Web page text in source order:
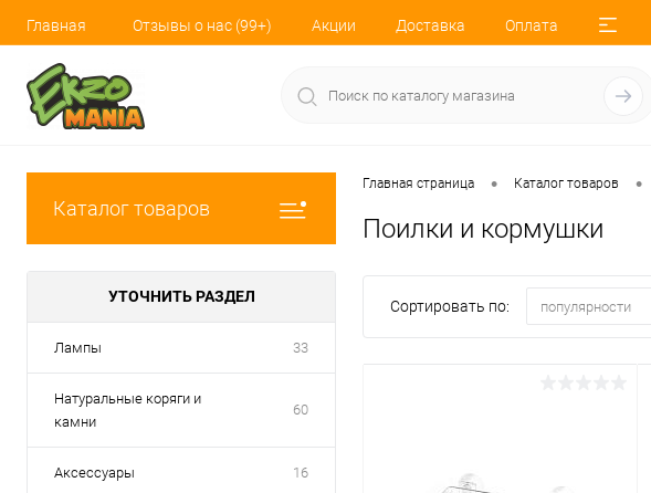
Главная Отзывы о нас (99+) Акции Доставка Оплата
Каталог товаров
УТОЧНИТЬ РАЗДЕЛ
Лампы 33
Натуральные коряги и
камни
60
Аксессуары 16
Главная страница • Каталог товаров •
Поилки и кормушки
Сортировать по: популярности